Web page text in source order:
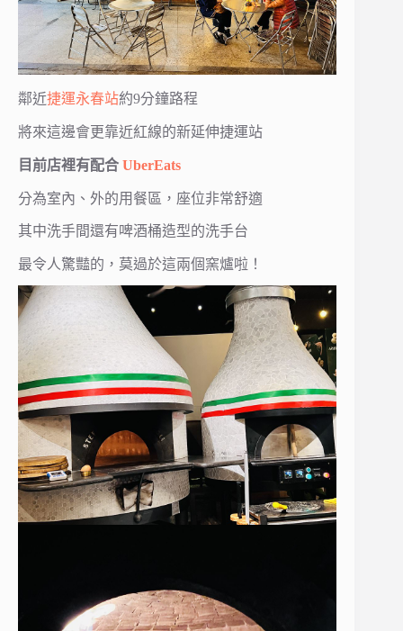
鄰近捷運永春站約9分鐘路程
將來這邊會更靠近紅線的新延伸捷運站
目前店裡有配合 UberEats
分為室內、外的用餐區，座位非常舒適
其中洗手間還有啤酒桶造型的洗手台
最令人驚豔的，莫過於這兩個窯爐啦！